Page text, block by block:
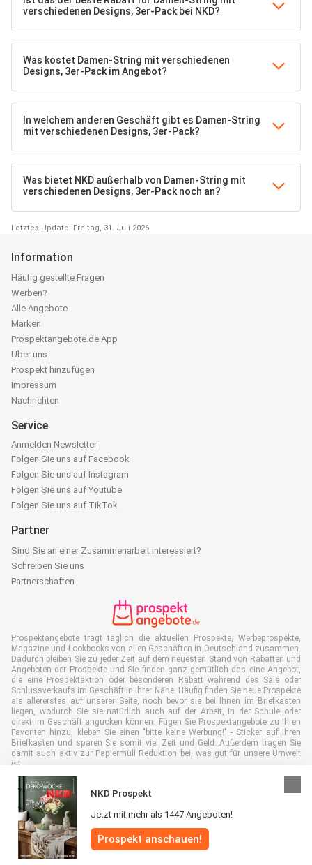
verschiedenen Designs, 3er-Pack bei NKD?
Was kostet Damen-String mit verschiedenen
Designs, 3er-Pack im Angebot?
In welchem anderen Geschäft gibt es Damen-String
mit verschiedenen Designs, 3er-Pack?
Was bietet NKD außerhalb von Damen-String mit
verschiedenen Designs, 3er-Pack noch an?
Letztes Update: Freitag, 31. Juli 2026
NKD Prospekt
Jetzt mit mehr als 1447 Angeboten!
Prospekt anschauen!
Information
Häufig gestellte Fragen
Werben?
Alle Angebote
Marken
Prospektangebote.de App
Über uns
Prospekt hinzufügen
Impressum
Nachrichten
Service
Anmelden Newsletter
Folgen Sie uns auf Facebook
Folgen Sie uns auf Instagram
Folgen Sie uns auf Youtube
Folgen Sie uns auf TikTok
Partner
Sind Sie an einer Zusammenarbeit interessiert?
Schreiben Sie uns
Partnerschaften
Prospektangebote trägt täglich die aktuellen Prospekte, Werbeprospekte,
Magazine und Lookbooks von allen Geschäften in Deutschland zusammen.
Dadurch bleiben Sie zu jeder Zeit auf dem neuesten Stand von Rabatten und
Angeboten der Prospekte und Sie finden ganz gemütlich das eine Angebot,
die eine Prospektaktion oder besonderen Rabatt während des Sale oder
Schlussverkaufs im Geschäft in Ihrer Nähe. Häufig finden Sie neue Prospekte
als allererstes auf unserer Seite, noch bevor sie bei Ihnen im Briefkasten
liegen, wodurch Sie sie natürlich auch auf der Arbeit, in der Schule oder
direkt im Geschäft angucken können. Fügen Sie Prospektangebote zu Ihren
Favoriten hinzu, kleben Sie einen "bitte keine Werbung!" - Sticker auf Ihren
Briefkasten und sparen Sie somit viel Zeit und Geld. Außerdem tragen Sie
damit auch aktiv zur Papiermüll Reduktion bei, was gut für unsere Umwelt
ist.
Alle Rechte vorbehalten © Prospektangebote.de 2026 |
|Allgemeine Geschäftsbedingungen |Datenschutzerklärung